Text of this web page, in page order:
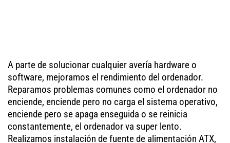
A parte de solucionar cualquier avería hardware o
software, mejoramos el rendimiento del ordenador.
Reparamos problemas comunes como el ordenador no
enciende, enciende pero no carga el sistema operativo,
enciende pero se apaga enseguida o se reinicia
constantemente, el ordenador va super lento.
Realizamos instalación de fuente de alimentación ATX,